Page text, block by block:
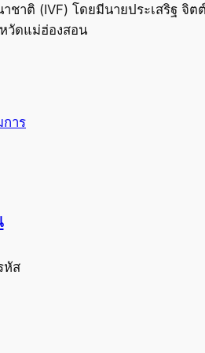
ชาติ (IVF) โดยมีนายประเสริฐ จิต
วัดแม่ฮ่องสอน
การ
หัส